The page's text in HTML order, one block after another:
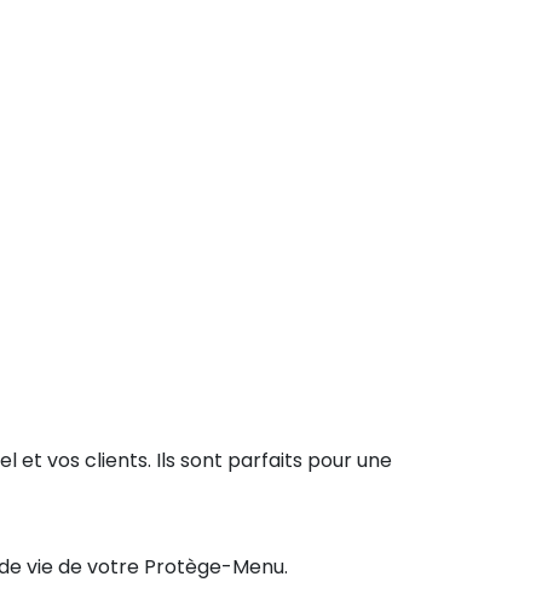
et vos clients. Ils sont parfaits pour une
vie de votre Protège-Menu.